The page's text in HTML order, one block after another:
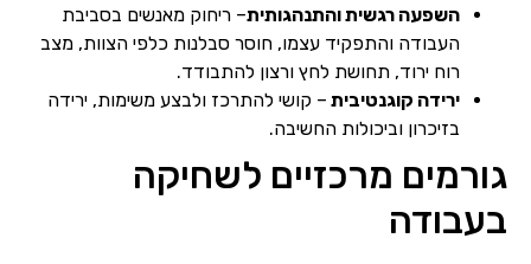
השפעה רגשית והתנהגותית– ריחוק מאנשים בסביבת
העבודה והתפקיד עצמו, חוסר סבלנות כלפי הצוות, מצב
רוח ירוד, תחושת לחץ ורצון להתבודד.
ירידה קוגנטיבית – קושי להתרכז ולבצע משימות, ירידה
בזיכרון וביכולות החשיבה.
גורמים מרכזיים לשחיקה
בעבודה